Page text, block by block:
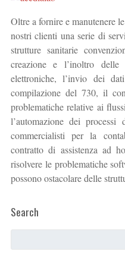
Oltre a fornire e manutenere
nostri clienti una serie di
strutture sanitarie
creazione e l’inoltro
elettroniche, l’invio dei
compilazione del 730, il
problematiche relative ai
l’automazione dei
commercialisti per la
contratto di assistenza ad
risolvere le problematiche
possono ostacolare delle
Search